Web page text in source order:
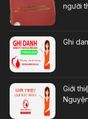
người
Ghi
Giới